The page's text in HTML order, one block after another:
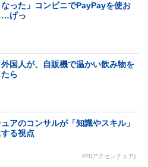
なった」コンビニでPayPayを使お
…げっ
外国人が、自販機で温かい飲み物を
ら
アのコンサルが「知識やスキル」
る視点
PR(アクセンチュア)